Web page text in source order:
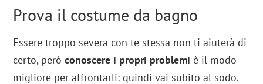
Prova il costume da bagno
Essere troppo severa con te stessa non ti aiuterà di
certo, peròconoscere i propri problemi è il modo
migliore per affrontarli: quindi vai subito al sodo.